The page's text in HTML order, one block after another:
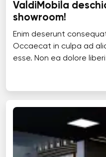
ValdiMobila
showroom!
Enim deserunt
Occaecat in culpa ad
esse. Non ea dolore